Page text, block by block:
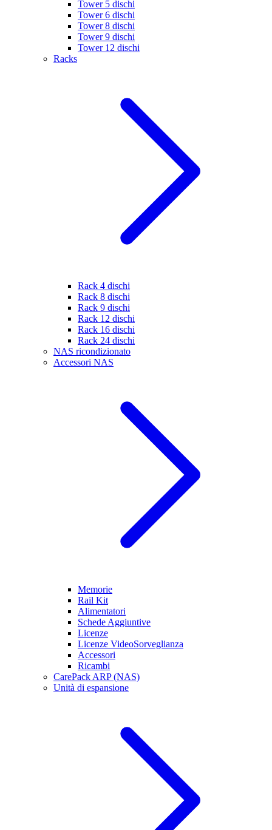
Tower 5 dischi
Tower 6 dischi
Tower 8 dischi
Tower 9 dischi
Tower 12 dischi
Racks
Rack 4 dischi
Rack 8 dischi
Rack 9 dischi
Rack 12 dischi
Rack 16 dischi
Rack 24 dischi
NAS ricondizionato
Accessori NAS
Memorie
Rail Kit
Alimentatori
Schede Aggiuntive
Licenze
Licenze VideoSorveglianza
Accessori
Ricambi
CarePack ARP (NAS)
Unità di espansione